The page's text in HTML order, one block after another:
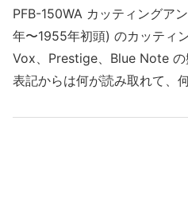
PFB-150WA カッティングア
年〜1955年初頭) のカッティ
Vox、Prestige、Blue Note
表記からは何が読み取れて、